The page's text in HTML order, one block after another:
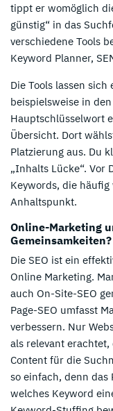
tippt er womöglich
günstig“ in das
verschiedene Tools
Keyword Planner,
Die Tools lassen
beispielsweise in
Hauptschlüsselwort
Übersicht. Dort
Platzierung aus. Du
„Inhalts Lücke“. Vor
Keywords, die
Anhaltspunkt.
Online-Marketing
Gemeinsamkeiten?
Die SEO ist ein
Online Marketing.
auch On-Site-SEO
Page-SEO umfasst
verbessern. Nur
als relevant
Content für die
so einfach, denn
welches Keyword